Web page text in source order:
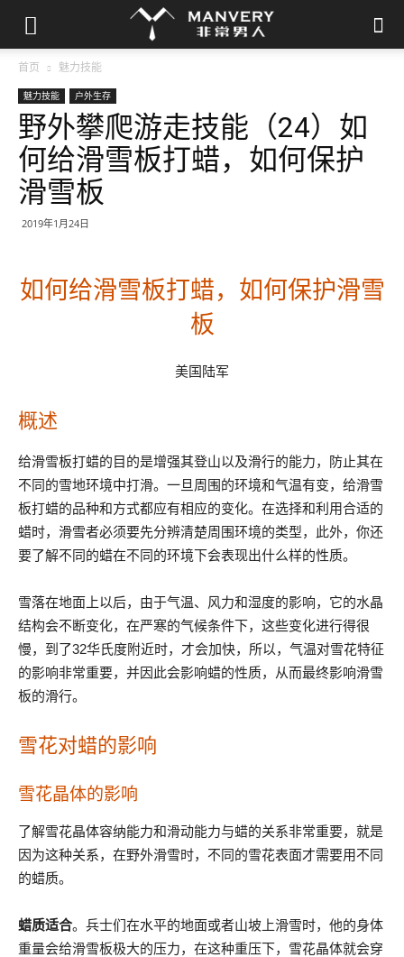
首页 魅力技能
魅力技能 户外生存
野外攀爬游走技能（24）如
何给滑雪板打蜡，如何保护
滑雪板
2019年1月24日
如何给滑雪板打蜡，如何保护滑雪
板
美国陆军
概述
给滑雪板打蜡的目的是增强其登山以及滑行的能力，防止其在
不同的雪地环境中打滑。一旦周围的环境和气温有变，给滑雪
板打蜡的品种和方式都应有相应的变化。在选择和利用合适的
蜡时，滑雪者必须要先分辨清楚周围环境的类型，此外，你还
要了解不同的蜡在不同的环境下会表现出什么样的性质。
雪落在地面上以后，由于气温、风力和湿度的影响，它的水晶
结构会不断变化，在严寒的气候条件下，这些变化进行得很
慢，到了32华氏度附近时，才会加快，所以，气温对雪花特征
的影响非常重要，并因此会影响蜡的性质，从而最终影响滑雪
板的滑行。
雪花对蜡的影响
雪花晶体的影响
了解雪花晶体容纳能力和滑动能力与蜡的关系非常重要，就是
因为这种关系，在野外滑雪时，不同的雪花表面才需要用不同
的蜡质。
蜡质适合。兵士们在水平的地面或者山坡上滑雪时，他的身体
重量会给滑雪板极大的压力，在这种重压下，雪花晶体就会穿